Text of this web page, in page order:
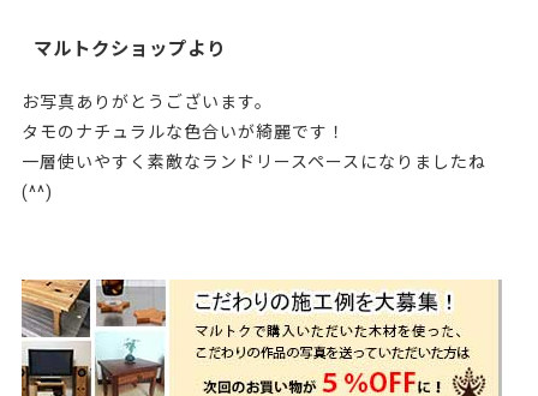
マルトクショップより
お写真ありがとうございます。
タモのナチュラルな色合いが綺麗です！
一層使いやすく素敵なランドリースペースになりましたね
(^^)